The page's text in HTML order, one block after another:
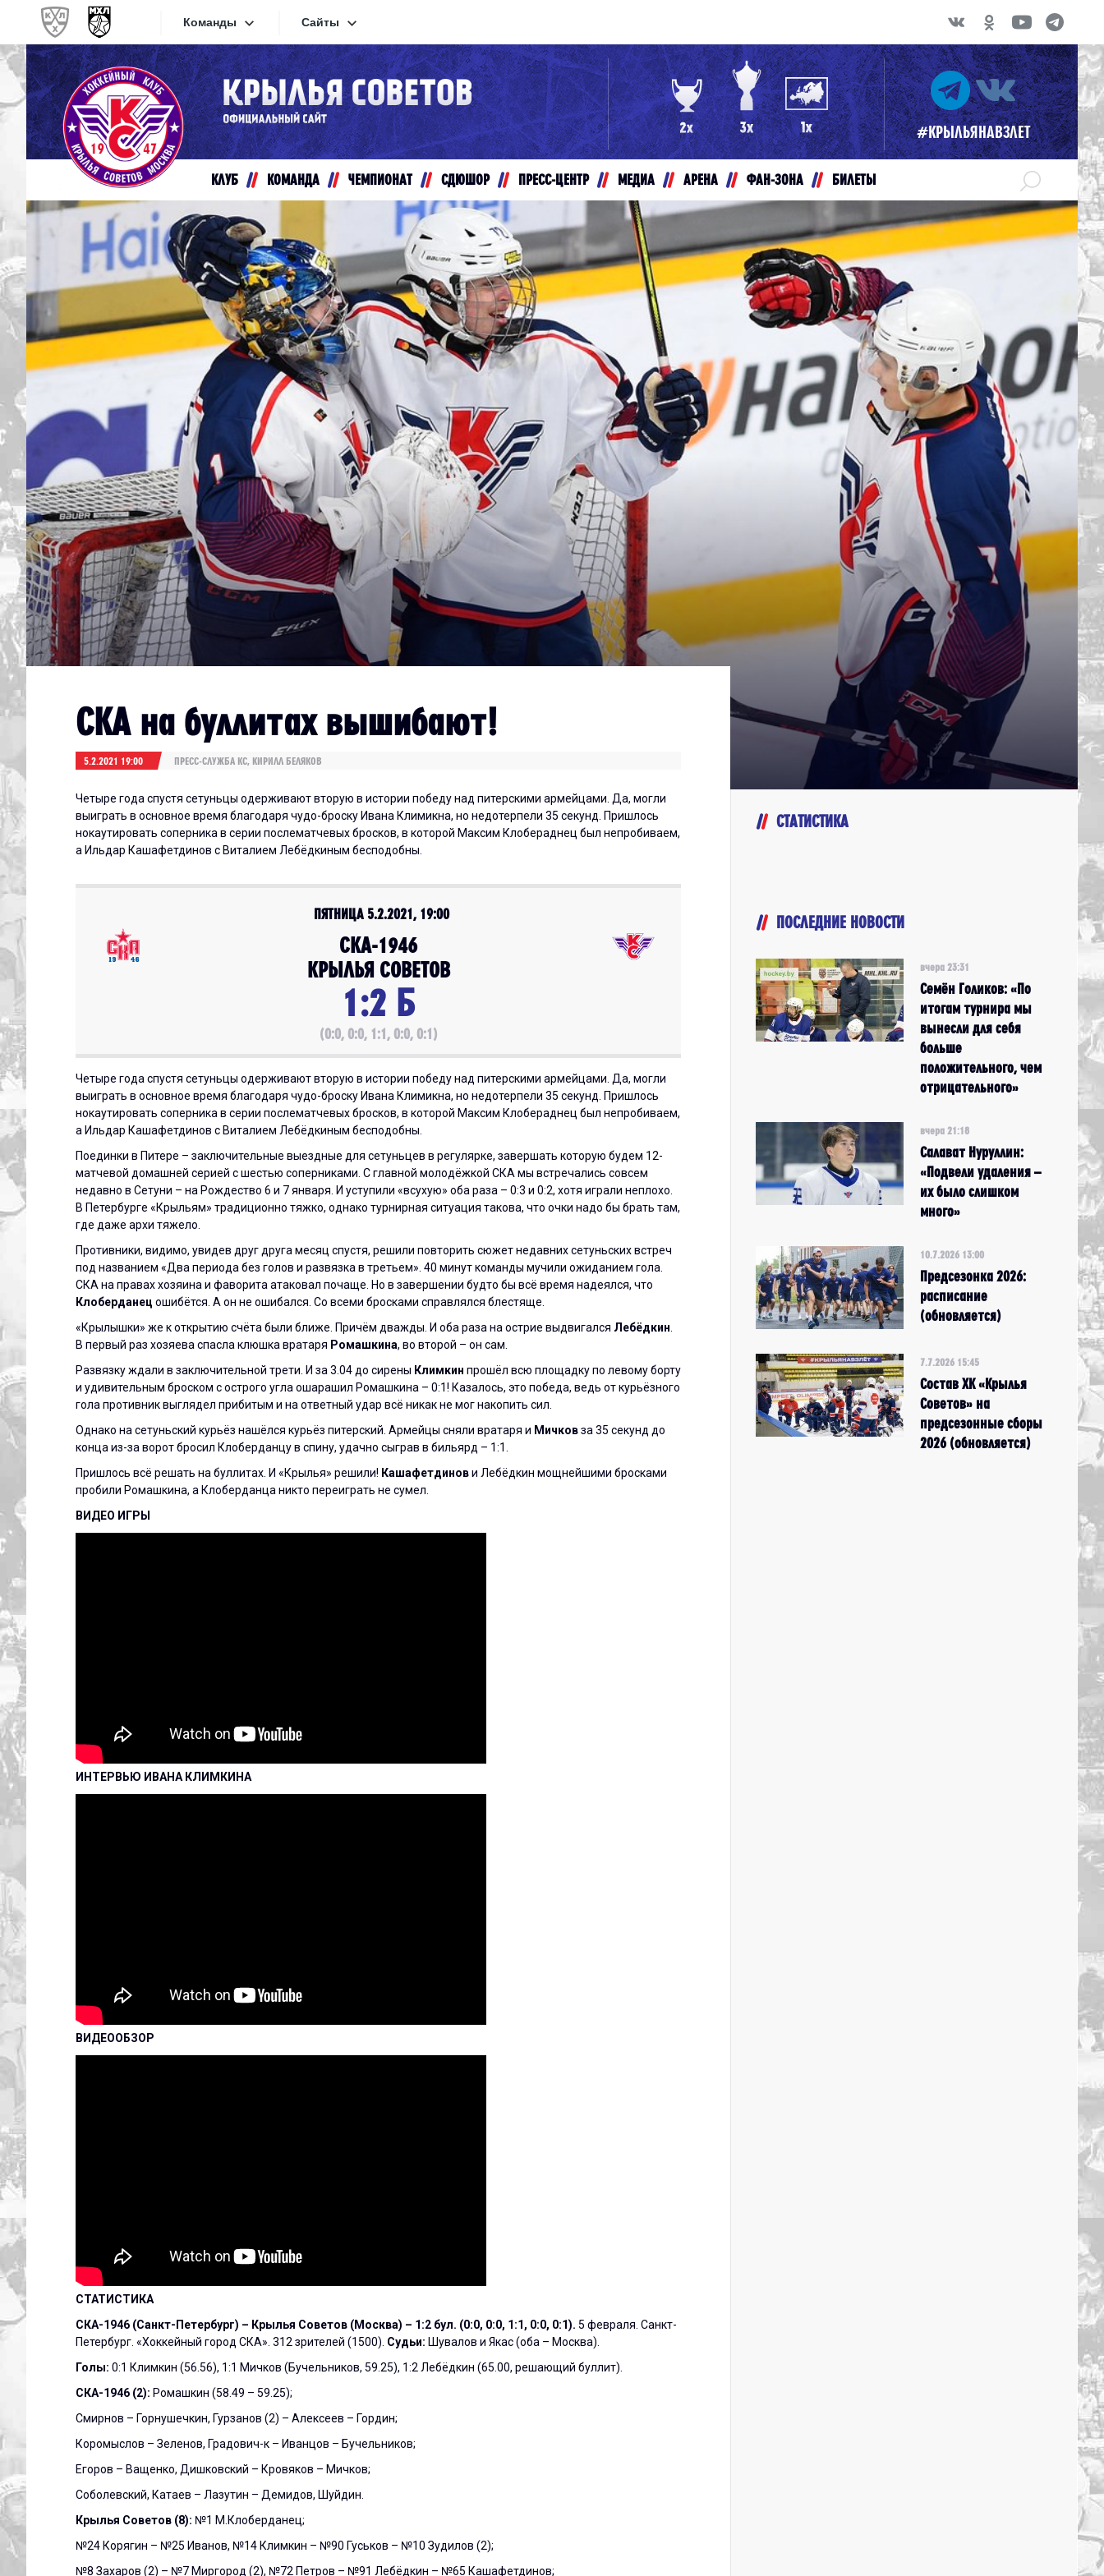
Команды
Конференция «Запад»
Дивизион Золотой
Академия Михайлова
Красная Армия
Локо
МХК Динамо СПб
МХК Динамо-М
МХК Спартак
СКА-1946
Дивизион Серебряный
Академия СКА
АКМ-Юниор
Амурские Тигры
Красная Машина-Юниор
Крылья Советов
МХК Динамо-Карелия
МХК Спартак-МАХ
Сахалинские Акулы
Конференция «Восток»
Дивизион Золотой
Авто
Кузнецкие Медведи
Мамонты Югры
Омские Ястребы
Стальные Лисы
Толпар
Чайка
Дивизион Серебряный
АКМ-Новомосковск
Красноярские Рыси
Ладья
МХК Молот
Реактор
Сибирские Cнайперы
Снежные Барсы
Сайты
Сайты
Видеотрансляции
Хайлайты
Текстовые трансляции
Интернет-магазин
Приложение МХЛ
#КРЫЛЬЯНАВЗЛЕТ
КЛУБ КОМАНДА ЧЕМПИОНАТ СДЮШОР ПРЕСС-ЦЕНТР МЕДИА АРЕНА ФАН-ЗОНА БИЛЕТЫ
СКА на буллитах вышибают!
5.2.2021 19:00 ПРЕСС-СЛУЖБА КС, КИРИЛЛ БЕЛЯКОВ
Четыре года спустя сетуньцы одерживают вторую в истории победу над питерскими армейцами. Да, могли
выиграть в основное время благодаря чудо-броску Ивана Климикна, но недотерпели 35 секунд. Пришлось
нокаутировать соперника в серии послематчевых бросков, в которой Максим Клобераднец был непробиваем,
а Ильдар Кашафетдинов с Виталием Лебёдкиным бесподобны.
ПЯТНИЦА 5.2.2021, 19:00
СКА-1946
КРЫЛЬЯ СОВЕТОВ
1:2 Б
(0:0, 0:0, 1:1, 0:0, 0:1)
Четыре года спустя сетуньцы одерживают вторую в истории победу над питерскими армейцами. Да, могли
выиграть в основное время благодаря чудо-броску Ивана Климикна, но недотерпели 35 секунд. Пришлось
нокаутировать соперника в серии послематчевых бросков, в которой Максим Клобераднец был непробиваем,
а Ильдар Кашафетдинов с Виталием Лебёдкиным бесподобны.
Поединки в Питере – заключительные выездные для сетуньцев в регулярке, завершать которую будем 12-
матчевой домашней серией с шестью соперниками. С главной молодёжкой СКА мы встречались совсем
недавно в Сетуни – на Рождество 6 и 7 января. И уступили «всухую» оба раза – 0:3 и 0:2, хотя играли неплохо.
В Петербурге «Крыльям» традиционно тяжко, однако турнирная ситуация такова, что очки надо бы брать там,
где даже архи тяжело.
Противники, видимо, увидев друг друга месяц спустя, решили повторить сюжет недавних сетуньских встреч
под названием «Два периода без голов и развязка в третьем». 40 минут команды мучили ожиданием гола.
СКА на правах хозяина и фаворита атаковал почаще. Но в завершении будто бы всё время надеялся, что
Клоберданец ошибётся. А он не ошибался. Со всеми бросками справлялся блестяще.
«Крылышки» же к открытию счёта были ближе. Причём дважды. И оба раза на острие выдвигался Лебёдкин
В первый раз хозяева спасла клюшка вратаря Ромашкина, во второй – он сам.
Развязку ждали в заключительной трети. И за 3.04 до сирены Климкин прошёл всю площадку по левому борту
и удивительным броском с острого угла ошарашил Ромашкина – 0:1! Казалось, это победа, ведь от курьёзного
гола противник выглядел прибитым и на ответный удар всё никак не мог накопить сил.
Однако на сетуньский курьёз нашёлся курьёз питерский. Армейцы сняли вратаря и Мичковза 35 секунд до
конца из-за ворот бросил Клоберданцу в спину, удачно сыграв в бильярд – 1:1.
Пришлось всё решать на буллитах. И «Крылья» решили! Кашафетдинови Лебёдкин мощнейшими бросками
пробили Ромашкина, а Клоберданца никто переиграть не сумел.
ВИДЕО ИГРЫ
ИНТЕРВЬЮ ИВАНА КЛИМКИНА
ВИДЕООБЗОР
СТАТИСТИКА
СКА-1946 (Санкт-Петербург) – Крылья Советов (Москва) – 1:2 бул. (0:0, 0:0, 1:1, 0:0, 0:1). 5 февраля. Санкт-
Петербург. «Хоккейный город СКА». 312 зрителей (1500). Судьи: Шувалов и Якас (оба – Москва).
Голы: 0:1 Климкин (56.56), 1:1 Мичков (Бучельников, 59.25), 1:2 Лебёдкин (65.00, решающий буллит).
СКА-1946 (2): Ромашкин (58.49 – 59.25);
Смирнов – Горнушечкин, Гурзанов (2) – Алексеев – Гордин;
Коромыслов – Зеленов, Градович-к – Иванцов – Бучельников;
Егоров – Ващенко, Дишковский – Кровяков – Мичков;
Соболевский, Катаев – Лазутин – Демидов, Шуйдин.
Крылья Советов (8): №1 М.Клоберданец;
№24 Корягин – №25 Иванов, №14 Климкин – №90 Гуськов – №10 Зудилов (2);
№8 Захаров (2) – №7 Миргород (2), №72 Петров – №91 Лебёдкин – №65 Кашафетдинов;
СТАТИСТИКА
ПОСЛЕДНИЕ НОВОСТИ
вчера 23:31
Семён Голиков: «По
итогам турнира мы
вынесли для себя
больше
положительного, чем
отрицательного»
вчера 21:18
Салават Нуруллин:
«Подвели удаления –
их было слишком
много»
10.7.2026 13:00
Предсезонка 2026:
расписание
(обновляется)
7.7.2026 15:45
Состав ХК «Крылья
Советов» на
предсезонные сборы
2026 (обновляется)